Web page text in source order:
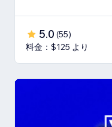
5.0 (55)
料金：$125 より